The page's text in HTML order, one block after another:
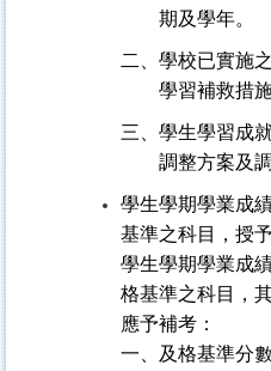
期及學年。
二、學校已實施
學習補救措施
三、學生學習成
調整方案及
學生學期學業成
基準之科目，授予
學生學期學業成
格基準之科目，
應予補考：
一、及格基準分